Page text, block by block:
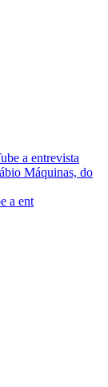
a ent